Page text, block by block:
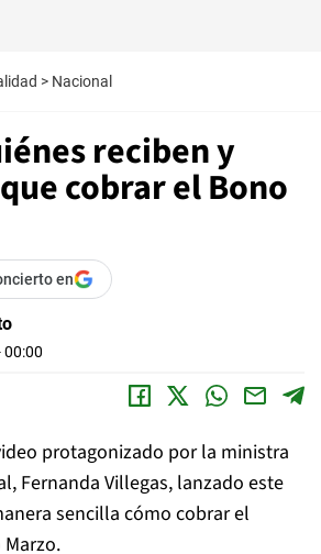
> Nacional
reciben y
cobrar el Bono
en
00:00
protagonizado por la ministra
Fernanda Villegas, lanzado este
sencilla cómo cobrar el